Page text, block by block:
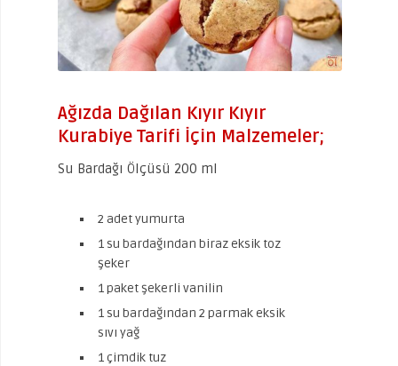
Ağızda Dağılan Kıyır Kıyır
Kurabiye Tarifi İçin Malzemeler;
Su Bardağı Ölçüsü 200 ml
2 adet yumurta
1 su bardağından biraz eksik toz
şeker
1 paket şekerli vanilin
1 su bardağından 2 parmak eksik
sıvı yağ
1 çimdik tuz